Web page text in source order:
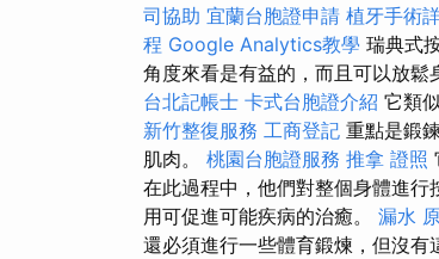
司協助 宜蘭台胞證申請 植牙手術
程 Google Analytics教學 瑞典式
角度來看是有益的，而且可以放鬆
台北記帳士 卡式台胞證介紹 它類
新竹整復服務 工商登記 重點是鍛
肌肉。 桃園台胞證服務 推拿 證照
在此過程中，他們對整個身體進
用可促進可能疾病的治癒。 漏水
還必須進行一些體育鍛煉，但沒有